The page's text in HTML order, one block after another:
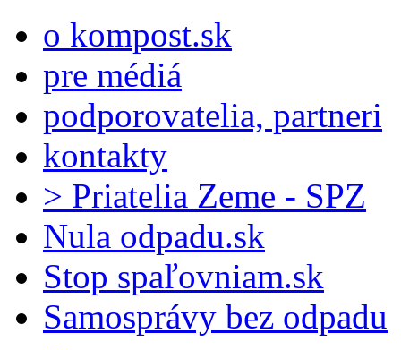
o kompost.sk
pre médiá
podporovatelia, partneri
kontakty
> Priatelia Zeme - SPZ
Nula odpadu.sk
Stop spaľovniam.sk
Samosprávy bez odpadu